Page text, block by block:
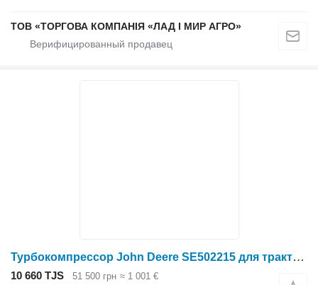
ТОВ «ТОРГОВА КОМПАНІЯ «ЛАД І МИР АГРО»
Турбокомпрессор John Deere SE502215 для трактора колесного John Deere
10 660 TJS 51 500 грн ≈ 1 001 €